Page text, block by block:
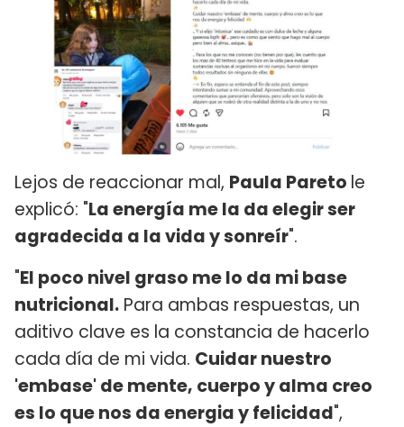
Lejos de reaccionar mal, Paula Pareto le
explicó: "La energía me la da elegir ser
agradecida a la vida y sonreír".
"El poco nivel graso me lo da mi base
nutricional. Para ambas respuestas, un
aditivo clave es la constancia de hacerlo
cada día de mi vida. Cuidar nuestro
'embase' de mente, cuerpo y alma creo
es lo que nos da energia y felicidad",